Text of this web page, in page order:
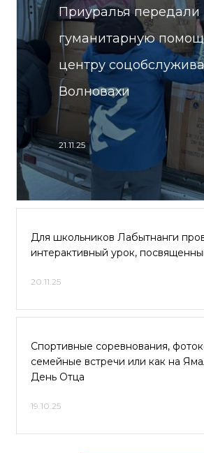
Приуралья передали
гуманитарную
центру
Волновахи
21.11.25
Для школьников Лабытнанги
интерактивный урок,
20.11.25
Спортивные соревнования,
семейные встречи или как на
День Отца
19.10.25